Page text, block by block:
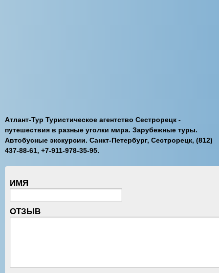
Атлант-Тур Туристическое агентство Сестрорецк -
путешествия в разные уголки мира. Зарубежные туры.
Автобусные экскурсии. Санкт-Петербург, Сестрорецк, (812)
437-88-61, +7-911-978-35-95.
ИМЯ
ОТЗЫВ